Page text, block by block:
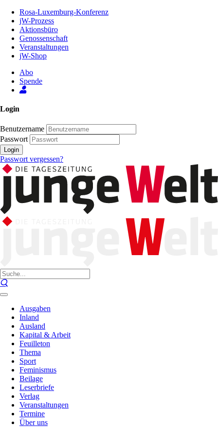
Inhalt
Seite
Rosa-Luxemburg-Konferenz
jW-Prozess
Aktionsbüro
Genossenschaft
Veranstaltungen
jW-Shop
Abo
Spende
Login
Benutzername
Passwort
Login
Passwort vergessen?
Ausgaben
Inland
Ausland
Kapital & Arbeit
Feuilleton
Thema
Sport
Feminismus
Beilage
Leserbriefe
Verlag
Veranstaltungen
Termine
Über uns